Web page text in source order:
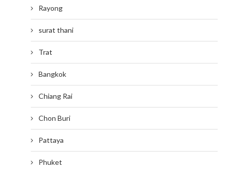
Rayong
surat thani
Trat
Bangkok
Chiang Rai
Chon Buri
Pattaya
Phuket